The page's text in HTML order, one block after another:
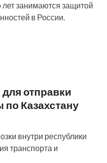
занимаются защитой
в России.
отправки
по Казахстану
внутри республики
транспорта и